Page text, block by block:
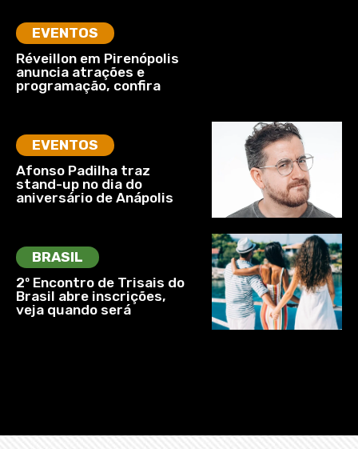
EVENTOS
Réveillon em Pirenópolis
anuncia atrações e
programação, confira
EVENTOS
Afonso Padilha traz
stand-up no dia do
aniversário de Anápolis
BRASIL
2º Encontro de Trisais do
Brasil abre inscrições,
veja quando será